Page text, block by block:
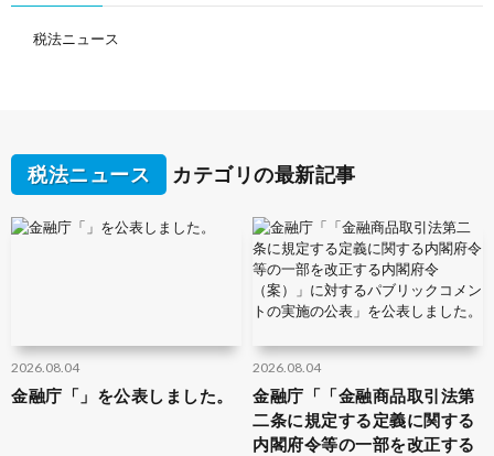
税法ニュース
税法ニュース カテゴリの最新記事
2026.08.04
金融庁「」を公表しました。
2026.08.04
金融庁「「金融商品取引法第
二条に規定する定義に関する
内閣府令等の一部を改正する